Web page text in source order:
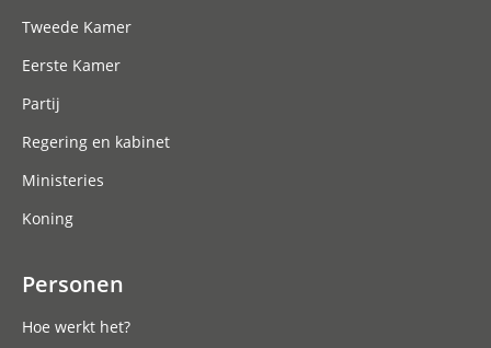
Tweede Kamer
Eerste Kamer
Partij
Regering en kabinet
Ministeries
Koning
Personen
Hoe werkt het?